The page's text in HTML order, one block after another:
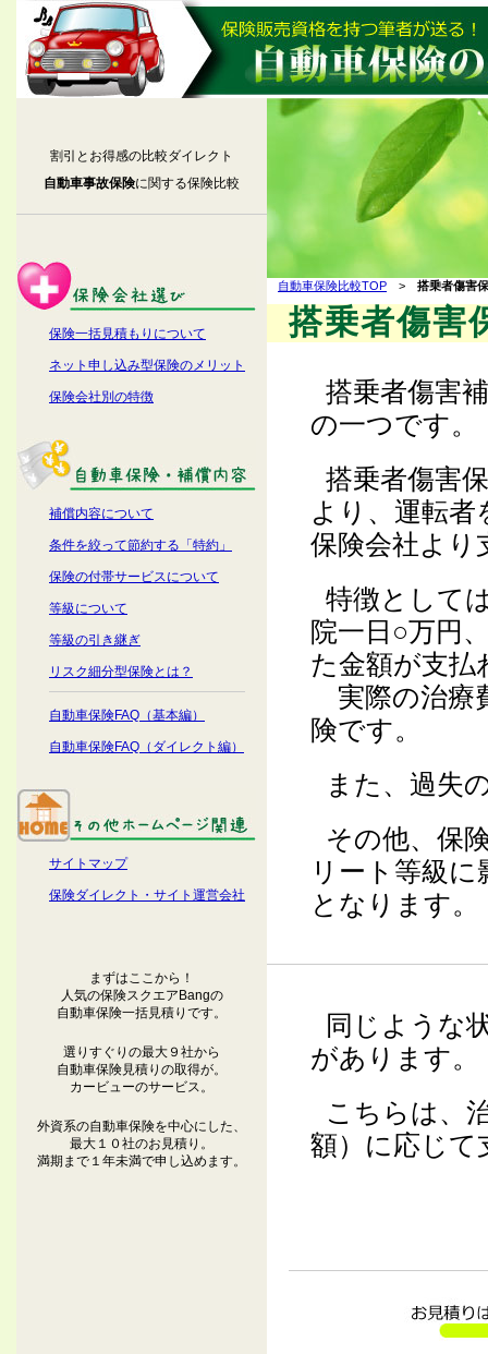
割引とお得感の比較ダイレクト
自動車事故保険に関する保険比較
保険一括見積もりについて
ネット申し込み型保険のメリット
保険会社別の特徴
補償内容について
条件を絞って節約する「特約」
保険の付帯サービスについて
等級について
等級の引き継ぎ
リスク細分型保険とは？
自動車保険FAQ（基本編）
自動車保険FAQ（ダイレクト編）
サイトマップ
保険ダイレクト・サイト運営会社
まずはここから！
人気の保険スクエアBangの
自動車保険一括見積りです。
選りすぐりの最大９社から
自動車保険見積りの取得が。
カービューのサービス。
外資系の自動車保険を中心にした、
最大１０社のお見積り。
満期まで１年未満で申し込めます。
自動車保険比較TOP > 搭乗者傷害
搭乗者傷害
搭乗者傷害
の一つです。
搭乗者傷害
より、運転
保険会社より
特徴として
院一日○万円
た金額が支払
実際の治療
険です。
また、過失
その他、保
リート等級
となります。
同じような
があります。
こちらは、
額）に応じて